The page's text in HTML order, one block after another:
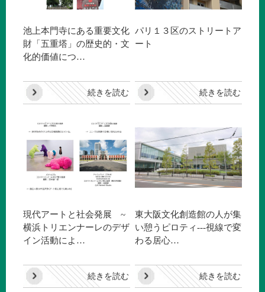
池上本門寺にある重要文化
財「五重塔」の歴史的・文
化的価値につ…
続きを読む
パリ１３区のストリートア
ート
続きを読む
現代アートと社会発展 ~
横浜トリエンナーレのデザ
イン活動によ…
続きを読む
東大阪文化創造館の人が集
い憩うピロティ---視線で変
わる居心…
続きを読む